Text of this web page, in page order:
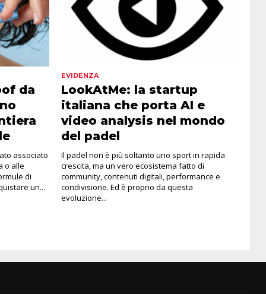
da
associato
o alle
di
un...
EVIDENZA
LookAtMe: la startup
italiana che porta AI e
video analysis nel mondo
del padel
Il padel non è più soltanto uno sport in rapida
crescita, ma un vero ecosistema fatto di
community, contenuti digitali, performance e
condivisione. Ed è proprio da questa
evoluzione...